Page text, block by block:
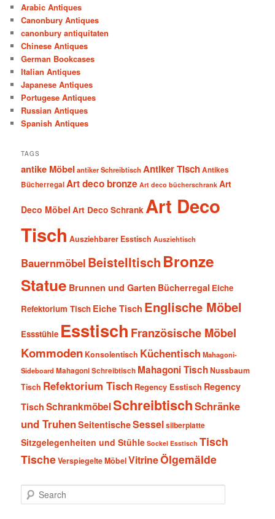
Arabic Antiques
Canonbury Antiques
canonbury antiquitaten
Chinese Antiques
German Bookcases
Italian Antiques
Japanese Antiques
Portugese Antiques
Russian Antiques
Spanish Antiques
TAGS
antike Möbel antiker Schreibtisch Antiker TischAntikes
BücherregalArt deco bronze Art deco bücherschrank Art
Deco Möbel Art Deco Schrank Art Deco
Tisch Ausziehbarer Esstisch Ausziehtisch
Bauernmöbel Beistelltisch Bronze
Statue Brunnen und Garten Bücherregal Eiche
Refektorium Tisch Eiche Tisch Englische Möbel
Essstühle Esstisch Französische Möbel
Kommoden Konsolentisch Küchentisch Mahagoni-
SideboardMahagoni Schreibtisch Mahagoni TischNussbaum
Tisch Refektorium Tisch Regency Esstisch Regency
Tisch SchrankmöbelSchreibtischSchränke
und TruhenSeitentischeSesselsilberplatte
Sitzgelegenheiten und Stühle Sockel Esstisch Tisch
TischeVerspiegelte MöbelVitrineÖlgemälde
e